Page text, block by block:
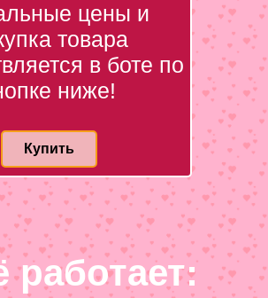
цены и
товара
в боте по
ниже!
Купить
работает: